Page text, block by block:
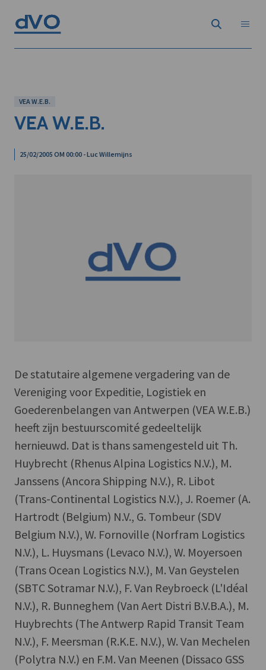
VEA W.E.B.
VEA W.E.B.
25/02/2005 OM 00:00 - Luc Willemijns
De statutaire algemene vergadering van de
Vereniging voor Expeditie, Logistiek en
Goederenbelangen van Antwerpen (VEA W.E.B.)
heeft zijn bestuurscomité gedeeltelijk
hernieuwd. Dat is thans samengesteld uit Th.
Huybrecht (Rhenus Alpina Logistics N.V.), M.
Janssens (Ancora Shipping N.V.), R. Libot
(Trans-Continental Logistics N.V.), J. Roemer (A.
Hartrodt (Belgium) N.V., G. Tombeur (SDV
Belgium N.V.), W. Fornoville (Norfram Logistics
N.V.), L. Huysmans (Levaco N.V.), W. Moyersoen
(Trans Ocean Logistics N.V.), M. Van Geystelen
(SBTC Sotramar N.V.), F. Van Reybroeck (L'Idéal
N.V.), R. Bunneghem (Van Aert Distri B.V.B.A.), M.
Huybrechts (The Antwerp Rapid Transit Team
N.V.), F. Meersman (R.K.E. N.V.), W. Van Mechelen
(Polytra N.V.) en F.M. Van Meenen (Dissaco GSS